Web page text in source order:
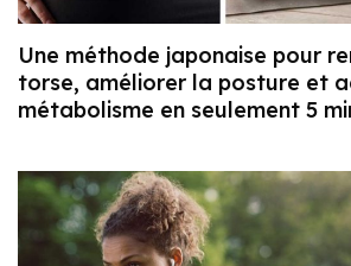
Une méthode japonaise pour
torse, améliorer la posture et
métabolisme en seulement 5